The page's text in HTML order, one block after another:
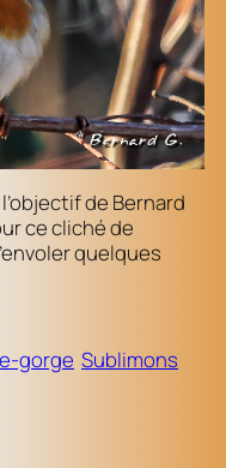
de Bernard
ce cliché de
quelques
gorge Sublimons